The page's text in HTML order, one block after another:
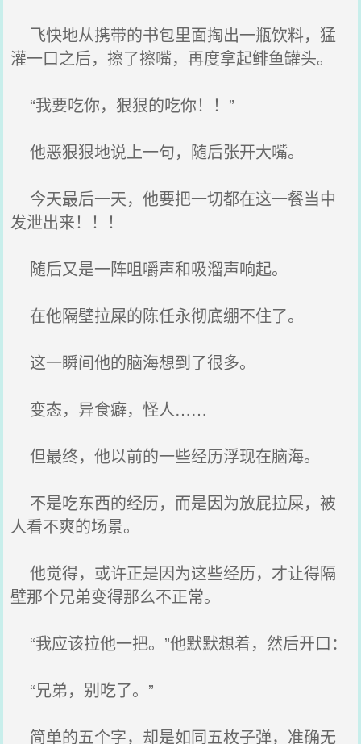
飞快地从携带的书包里面掏出一瓶饮料，猛
灌一口之后，擦了擦嘴，再度拿起鲱鱼罐头。
“我要吃你，狠狠的吃你！！”
他恶狠狠地说上一句，随后张开大嘴。
今天最后一天，他要把一切都在这一餐当中
发泄出来！！！
随后又是一阵咀嚼声和吸溜声响起。
在他隔壁拉屎的陈任永彻底绷不住了。
这一瞬间他的脑海想到了很多。
变态，异食癖，怪人……
但最终，他以前的一些经历浮现在脑海。
不是吃东西的经历，而是因为放屁拉屎，被
人看不爽的场景。
他觉得，或许正是因为这些经历，才让得隔
壁那个兄弟变得那么不正常。
“我应该拉他一把。”他默默想着，然后开口：
“兄弟，别吃了。”
简单的五个字，却是如同五枚子弹，准确无